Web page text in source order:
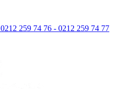
0212 259 74 76 - 0212 259 74 77